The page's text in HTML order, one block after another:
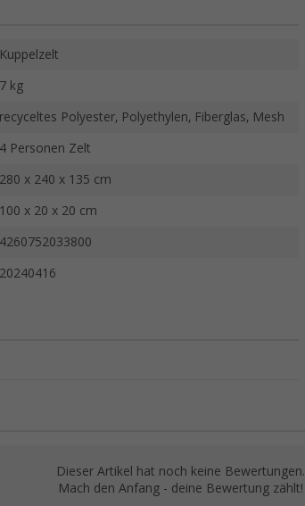
Kuppelzelt
7 kg
recyceltes Polyester, Polyethylen, Fiberglas, Mesh
4 Personen Zelt
280 x 240 x 135 cm
100 x 20 x 20 cm
4260752033800
20240416
Dieser Artikel hat noch keine Bewertungen.
Mach den Anfang - deine Bewertung zählt!